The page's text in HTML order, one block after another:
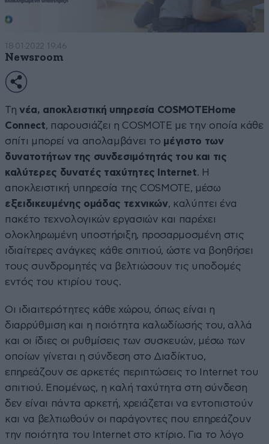
18·01·2022 19:46
Newsroom
Τη νέα, αποκλειστική υπηρεσία COSMOTEHome
Connect, παρουσιάζει η COSMOTE με την οποία κάθε
σπίτι μπορεί να απολαμβάνει το μέγιστο των
δυνατοτήτων της συνδεσιμότητάς του και τις
καλύτερες δυνατές ταχύτητες Internet. Η
αποκλειστική υπηρεσία της COSMOTE, μέσω
εξειδικευμένης ομάδας τεχνικών, καλύπτει ένα
πακέτο τεχνολογικών εργασιών και παρέχει
ολοκληρωμένη υποστήριξη, προσαρμοσμένη στις
ιδιαίτερες ανάγκες κάθε σπιτιού, ώστε να βοηθήσει
τους συνδρομητές να βελτιώσουν τις υποδομές
εντός του κτιρίου τους.
Οι ιδιαιτερότητες κάθε χώρου, όπως είναι η
διαρρύθμιση και η ποιότητα καλωδίωσής του, αλλά
και οι ίδιες οι ρυθμίσεις των συσκευών, μέσω των
οποίων γίνεται η σύνδεση στο Διαδίκτυο,
επηρεάζουν σε αρκετές περιπτώσεις το Internet του
σπιτιού. Επομένως, η καλή ταχύτητα στη σύνδεση
δεν είναι πάντα αρκετή, χρειάζεται να εντοπιστούν
και να βελτιωθούν οι παράγοντες που επηρεάζουν
την ποιότητα του Internet στο κτίριο. Για το λόγο